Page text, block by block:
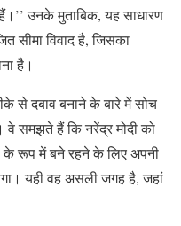
उनके मुताबिक, यह साधारण
सीमा विवाद है, जिसका
है।
से दबाव बनाने के बारे में सोच
समझते हैं कि नरेंद्र मोदी को
के रूप में बने रहने के लिए अपनी
यही वह असली जगह है, जहां